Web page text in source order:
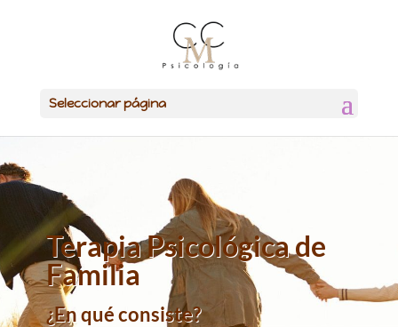
Seleccionar página
Terapia Psicológica de
Familia
¿En qué consiste?